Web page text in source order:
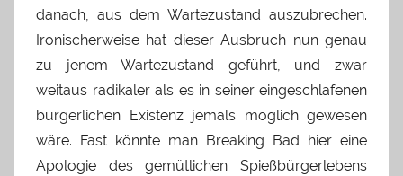
danach, aus dem Wartezustand auszubrechen.
Ironischerweise hat dieser Ausbruch nun genau
zu jenem Wartezustand geführt, und zwar
weitaus radikaler als es in seiner eingeschlafenen
bürgerlichen Existenz jemals möglich gewesen
wäre. Fast könnte man Breaking Bad hier eine
Apologie des gemütlichen Spießbürgerlebens